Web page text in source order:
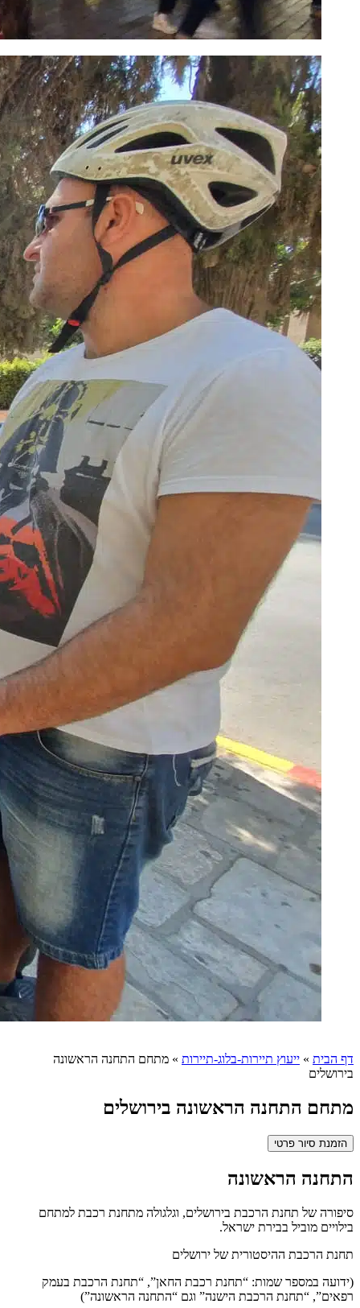
דף הבית » ייעוץ תיירות-בלוג-תיירות » מתחם התחנה הראשונה
בירושלים
מתחם התחנה הראשונה בירושלים
הזמנת סיור פרטי
התחנה הראשונה
סיפורה של תחנת הרכבת בירושלים, וגלגולה מתחנת רכבת למתחם
בילויים מוביל בבירת ישראל.
תחנת הרכבת ההיסטורית של ירושלים
(ידועה במספר שמות: “תחנת רכבת החאן”, “תחנת הרכבת בעמק
רפאים”, “תחנת הרכבת הישנה” וגם “התחנה הראשונה”)